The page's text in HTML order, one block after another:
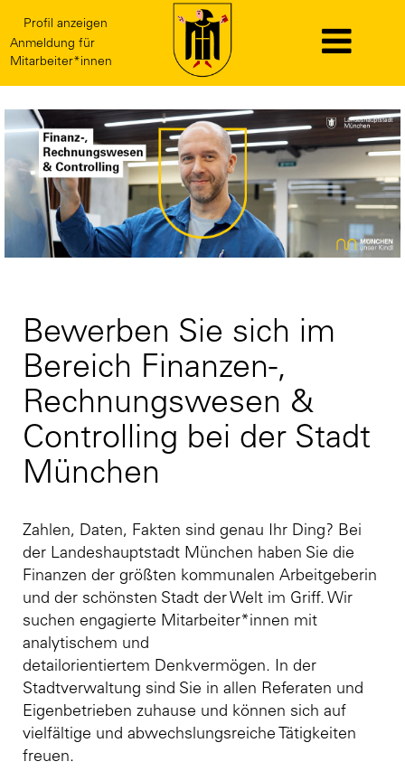
Profil anzeigen
Anmeldung für
Mitarbeiter*innen
Bewerben Sie sich im
Bereich Finanzen-,
Rechnungswesen &
Controlling bei der Stadt
München
Zahlen, Daten, Fakten sind genau Ihr Ding? Bei
der Landeshauptstadt München haben Sie die
Finanzen der größten kommunalen Arbeitgeberin
und der schönsten Stadt der Welt im Griff. Wir
suchen engagierte Mitarbeiter*innen mit
analytischem und
detailorientiertem Denkvermögen. In der
Stadtverwaltung sind Sie in allen Referaten und
Eigenbetrieben zuhause und können sich auf
vielfältige und abwechslungsreiche Tätigkeiten
freuen.